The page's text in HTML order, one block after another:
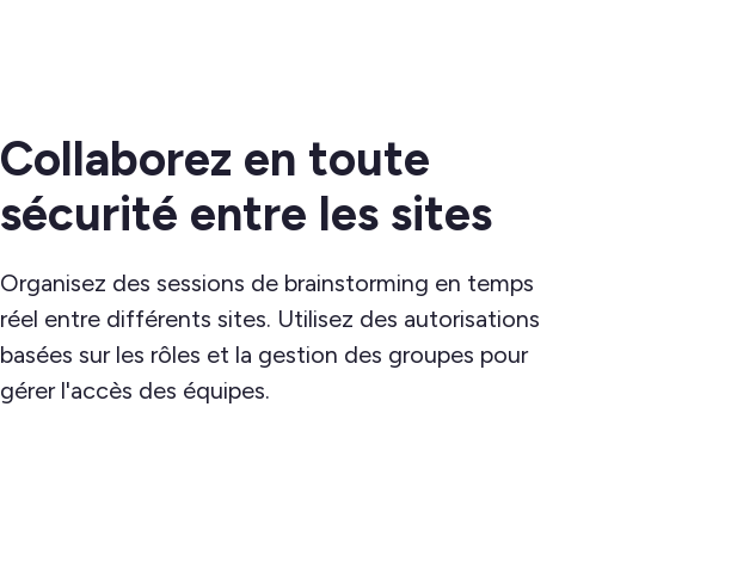
Collaborez en toute
sécurité entre les sites
Organisez des sessions de brainstorming en temps
réel entre différents sites. Utilisez des autorisations
basées sur les rôles et la gestion des groupes pour
gérer l'accès des équipes.